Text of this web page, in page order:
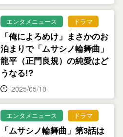
エンタメニュース ドラマ
「俺によろめけ」まさかのお
泊まりで「ムサシノ輪舞曲」
龍平（正門良規）の純愛はど
うなる!?
2025/05/10
エンタメニュース ドラマ
「ムサシノ輪舞曲」第3話は